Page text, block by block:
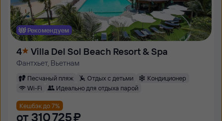
Рекомендуем
4 Villa Del Sol Beach Resort & Spa
Фантхьет, Вьетнам
Песчаный пляж Отдых с детьми
Кондиционер
Wi-Fi
Идеально для отдыха парой
Кешбэк до 7%
от 310 ⁠725 ⁠₽